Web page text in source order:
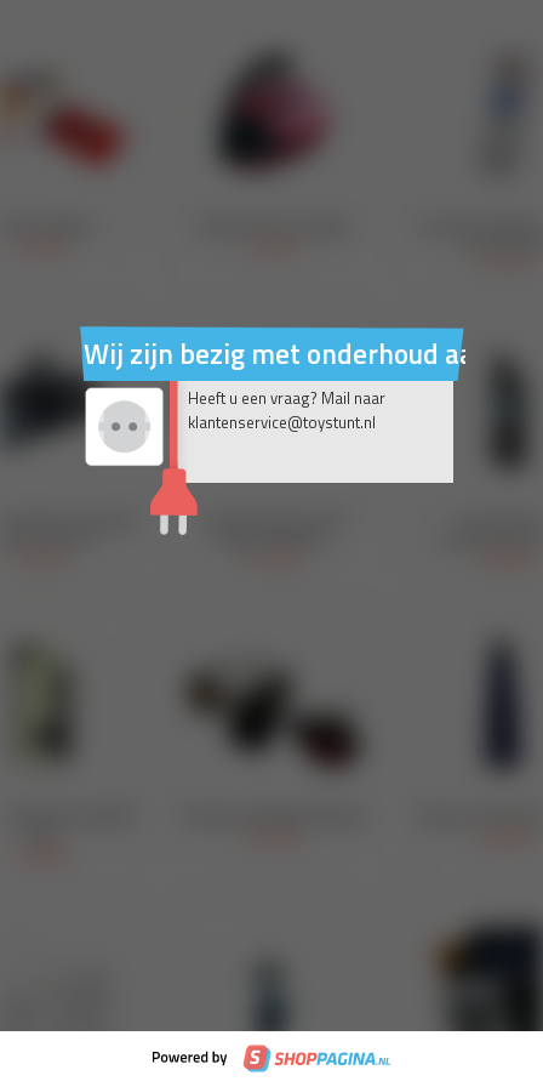
Wij zijn bezig met onderhoud aan
Heeft u een vraag? Mail naar
klantenservice@toystunt.nl